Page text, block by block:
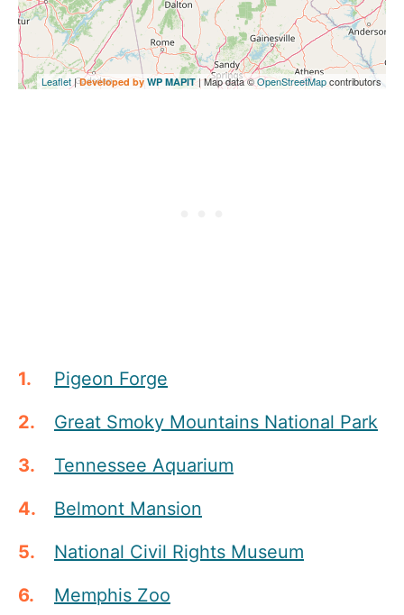
Leaflet|Developed by WP MAPIT| Map data ©OpenStreetMapcontributors
Pigeon Forge
Great Smoky Mountains National Park
Tennessee Aquarium
Belmont Mansion
National Civil Rights Museum
Memphis Zoo